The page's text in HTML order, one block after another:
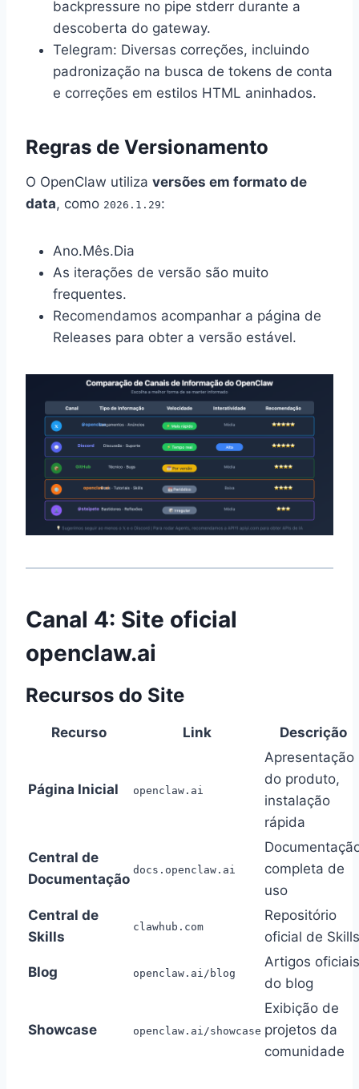
backpressure no pipe stderr durante a
descoberta do gateway.
Telegram: Diversas correções, incluindo
padronização na busca de tokens de conta
e correções em estilos HTML aninhados.
Regras de Versionamento
O OpenClaw utiliza versões em formato de
data, como 2026.1.29:
Ano.Mês.Dia
As iterações de versão são muito
frequentes.
Recomendamos acompanhar a página de
Releases para obter a versão estável.
Canal 4: Site oficial
openclaw.ai
Recursos do Site
Recurso Link Descrição
Página Inicial openclaw.ai
Apresentação
do produto,
instalação
rápida
Central de
Documentação
docs.openclaw.ai
completa de
uso
Central de
Skills
clawhub.com
Repositório
oficial de Skills
Blog openclaw.ai/blog
Artigos oficiais
do blog
Showcase openclaw.ai/showcase
Exibição de
projetos da
comunidade